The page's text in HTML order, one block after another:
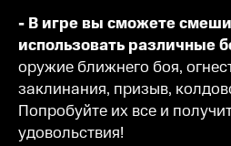
- В игре вы сможете
использовать различные
оружие ближнего боя,
заклинания, призыв,
Попробуйте их все и
удовольствия!